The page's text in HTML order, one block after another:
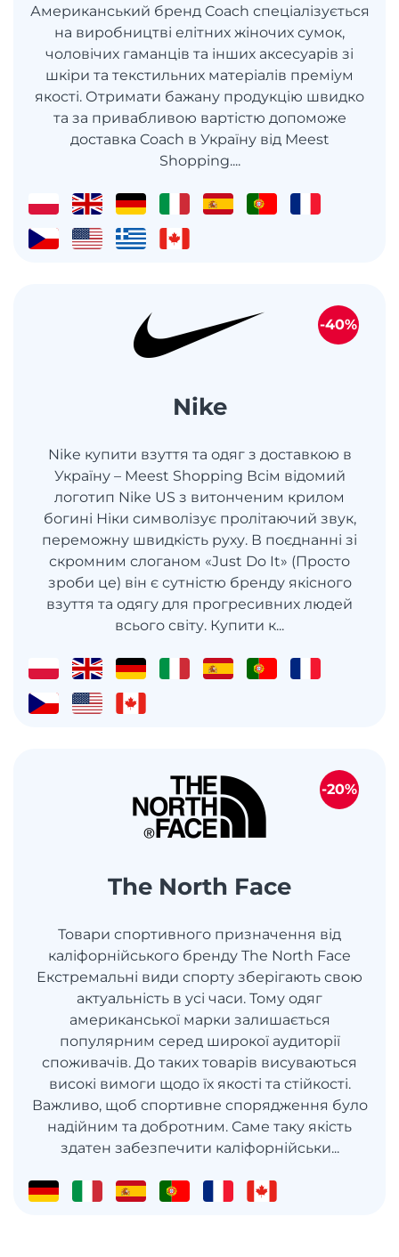
Американський бренд Coach спеціалізується
на виробництві елітних жіночих сумок,
чоловічих гаманців та інших аксесуарів зі
шкіри та текстильних матеріалів преміум
якості. Отримати бажану продукцію швидко
та за привабливою вартістю допоможе
доставка Coach в Україну від Meest
Shopping....
Nike
Nike купити взуття та одяг з доставкою в
Україну – Meest Shopping Всім відомий
логотип Nike US з витонченим крилом
богині Ніки символізує пролітаючий звук,
переможну швидкість руху. В поєднанні зі
скромним слоганом «Just Do It» (Просто
зроби це) він є сутністю бренду якісного
взуття та одягу для прогресивних людей
всього світу. Купити к...
-40%
The North Face
Товари спортивного призначення від
каліфорнійського бренду The North Face
Екстремальні види спорту зберігають свою
актуальність в усі часи. Тому одяг
американської марки залишається
популярним серед широкої аудиторії
споживачів. До таких товарів висуваються
високі вимоги щодо їх якості та стійкості.
Важливо, щоб спортивне спорядження було
надійним та добротним. Саме таку якість
здатен забезпечити каліфорнійськи...
-20%